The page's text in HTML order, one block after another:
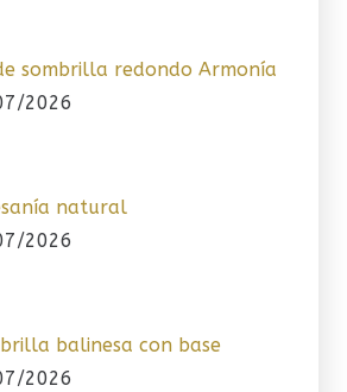
sombrilla redondo Armonía
2026
natural
2026
balinesa con base
2026